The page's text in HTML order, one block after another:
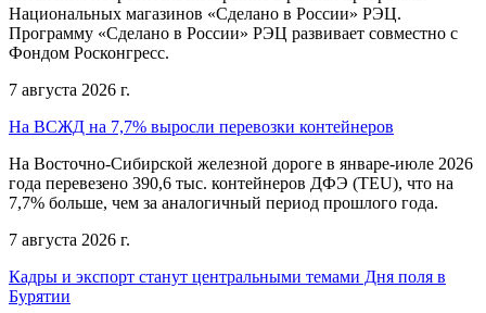
Национальных магазинов «Сделано в России» РЭЦ.
Программу «Сделано в России» РЭЦ развивает совместно с
Фондом Росконгресс.
7 августа 2026 г.
На ВСЖД на 7,7% выросли перевозки контейнеров
На Восточно-Сибирской железной дороге в январе-июле 2026
года перевезено 390,6 тыс. контейнеров ДФЭ (TEU), что на
7,7% больше, чем за аналогичный период прошлого года.
7 августа 2026 г.
Кадры и экспорт станут центральными темами Дня поля в
Бурятии